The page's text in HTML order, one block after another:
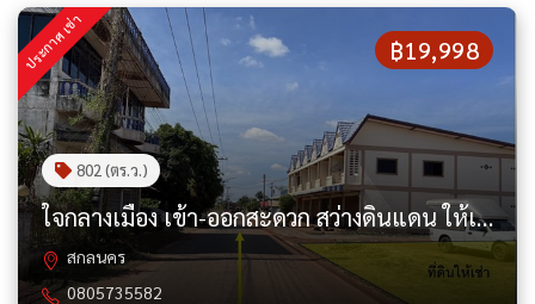
฿19,998
ประกาศ เช่า
802 (ตร.ว.)
ใจกลางเมือง เข้า-ออกสะดวก สว่างดินแดน ให้เช่าที่ดินถมแล้ว 2 ไร่
สกลนคร
0805735582